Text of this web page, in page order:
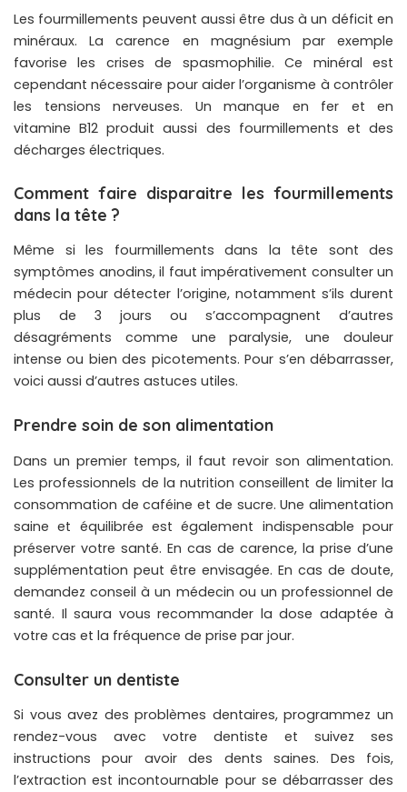
Les fourmillements peuvent aussi être dus à un déficit en
minéraux. La carence en magnésium par exemple
favorise les crises de spasmophilie. Ce minéral est
cependant nécessaire pour aider l’organisme à contrôler
les tensions nerveuses. Un manque en fer et en
vitamine B12 produit aussi des fourmillements et des
décharges électriques.
Comment faire disparaitre les fourmillements
dans la tête ?
Même si les fourmillements dans la tête sont des
symptômes anodins, il faut impérativement consulter un
médecin pour détecter l’origine, notamment s’ils durent
plus de 3 jours ou s’accompagnent d’autres
désagréments comme une paralysie, une douleur
intense ou bien des picotements. Pour s’en débarrasser,
voici aussi d’autres astuces utiles.
Prendre soin de son alimentation
Dans un premier temps, il faut revoir son alimentation.
Les professionnels de la nutrition conseillent de limiter la
consommation de caféine et de sucre. Une alimentation
saine et équilibrée est également indispensable pour
préserver votre santé. En cas de carence, la prise d’une
supplémentation peut être envisagée. En cas de doute,
demandez conseil à un médecin ou un professionnel de
santé. Il saura vous recommander la dose adaptée à
votre cas et la fréquence de prise par jour.
Consulter un dentiste
Si vous avez des problèmes dentaires, programmez un
rendez-vous avec votre dentiste et suivez ses
instructions pour avoir des dents saines. Des fois,
l’extraction est incontournable pour se débarrasser des